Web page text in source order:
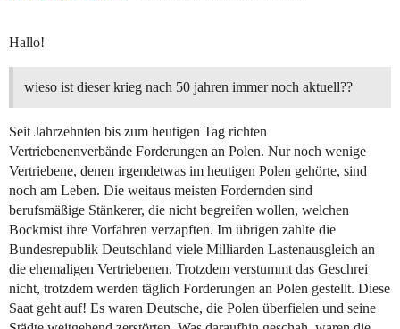
Hallo!
wieso ist dieser krieg nach 50 jahren immer noch aktuell??
Seit Jahrzehnten bis zum heutigen Tag richten
Vertriebenenverbände Forderungen an Polen. Nur noch wenige
Vertriebene, denen irgendetwas im heutigen Polen gehörte, sind
noch am Leben. Die weitaus meisten Fordernden sind
berufsmäßige Stänkerer, die nicht begreifen wollen, welchen
Bockmist ihre Vorfahren verzapften. Im übrigen zahlte die
Bundesrepublik Deutschland viele Milliarden Lastenausgleich an
die ehemaligen Vertriebenen. Trotzdem verstummt das Geschrei
nicht, trotzdem werden täglich Forderungen an Polen gestellt. Diese
Saat geht auf! Es waren Deutsche, die Polen überfielen und seine